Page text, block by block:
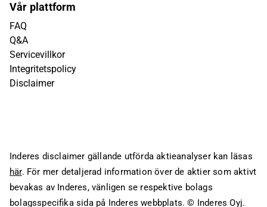
Vår plattform
FAQ
Q&A
Servicevillkor
Integritetspolicy
Disclaimer
Inderes disclaimer gällande utförda aktieanalyser kan läsas
här. För mer detaljerad information över de aktier som aktivt
bevakas av Inderes, vänligen se respektive bolags
bolagsspecifika sida på Inderes webbplats. © Inderes Oyj.